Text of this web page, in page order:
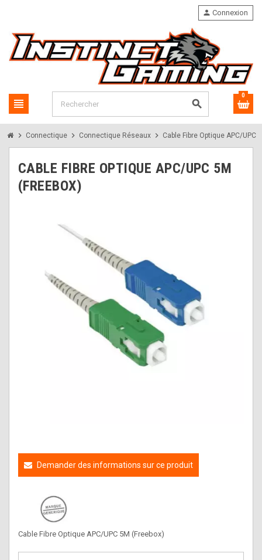
view_headline search
person Connexion
0
chevron_right Connectique chevron_right Connectique Réseaux chevron_right Cable Fibre Optique APC/UPC
CABLE FIBRE OPTIQUE APC/UPC 5M
(FREEBOX)
Demander des informations sur ce produit
Cable Fibre Optique APC/UPC 5M (Freebox)